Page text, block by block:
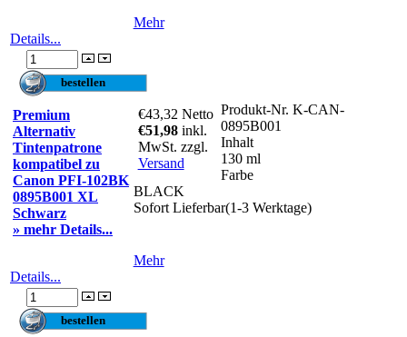
Mehr
Details...
Premium
Alternativ
Tintenpatrone
kompatibel zu
Canon PFI-102BK
0895B001 XL
Schwarz
» mehr Details...
€43,32 Netto
€51,98 inkl.
MwSt. zzgl.
Versand
Produkt-Nr. K-CAN-
0895B001
Inhalt
130 ml
Farbe
BLACK
Sofort Lieferbar(1-3 Werktage)
Mehr
Details...